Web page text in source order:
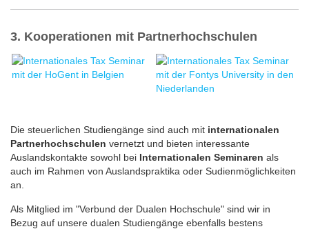
3. Kooperationen mit Partnerhochschulen
Die steuerlichen Studiengänge sind auch mit internationalen
Partnerhochschulen vernetzt und bieten interessante
Auslandskontakte sowohl bei Internationalen Seminaren als
auch im Rahmen von Auslandspraktika oder Sudienmöglichkeiten
an.
Als Mitglied im "Verbund der Dualen Hochschule" sind wir in
Bezug auf unsere dualen Studiengänge ebenfalls bestens